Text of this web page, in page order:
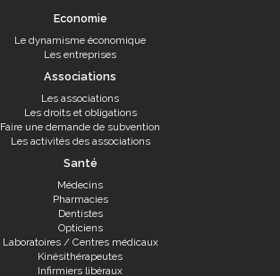
Economie
Le dynamisme économique
Les entreprises
Associations
Les associations
Les droits et obligations
Faire une demande de subvention
Les activités des associations
Santé
Médecins
Pharmacies
Dentistes
Opticiens
Laboratoires / Centres médicaux
Kinésithérapeutes
Infirmiers libéraux